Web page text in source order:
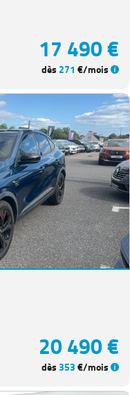
17 490 €
dès 271 €/mois
20 490 €
dès353€/mois